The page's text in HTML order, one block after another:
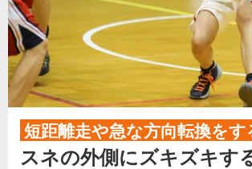
短距離走や急な方向転換をす
スネの外側にズキズキす